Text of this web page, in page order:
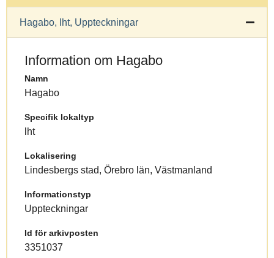
Hagabo, lht, Uppteckningar
Information om Hagabo
Namn
Hagabo
Specifik lokaltyp
lht
Lokalisering
Lindesbergs stad, Örebro län, Västmanland
Informationstyp
Uppteckningar
Id för arkivposten
3351037